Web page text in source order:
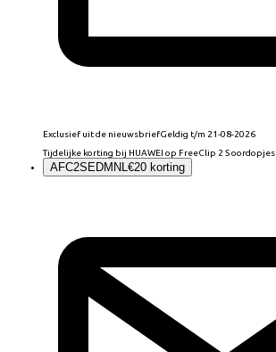
Exclusief uit de nieuwsbriefGeldig t/m 21-08-2026
Tijdelijke korting bij HUAWEI op FreeClip 2 S oordopjes
AFC2SEDMNL€20 korting